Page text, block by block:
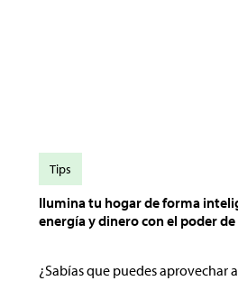
Ilumina tu hogar de forma
energía y dinero con el poder
¿Sabías que puedes aprovechar
Tips